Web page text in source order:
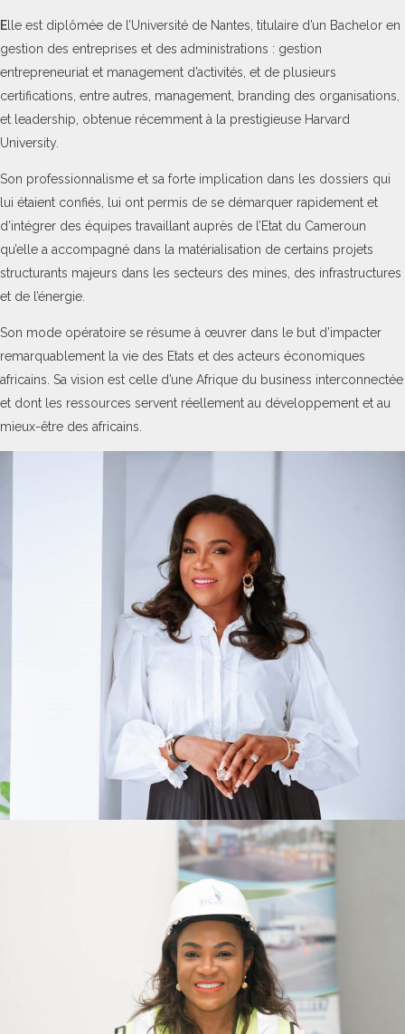
E lle est diplômée de l’Université de Nantes, titulaire d’un Bachelor en
gestion des entreprises et des administrations : gestion
entrepreneuriat et management d’activités, et de plusieurs
certifications, entre autres, management, branding des organisations,
et leadership, obtenue récemment à la prestigieuse Harvard
University.
Son professionnalisme et sa forte implication dans les dossiers qui
lui étaient confiés, lui ont permis de se démarquer rapidement et
d’intégrer des équipes travaillant auprès de l’Etat du Cameroun
qu’elle a accompagné dans la matérialisation de certains projets
structurants majeurs dans les secteurs des mines, des infrastructures
et de l’énergie.
Son mode opératoire se résume à œuvrer dans le but d’impacter
remarquablement la vie des Etats et des acteurs économiques
africains. Sa vision est celle d’une Afrique du business interconnectée
et dont les ressources servent réellement au développement et au
mieux-être des africains.